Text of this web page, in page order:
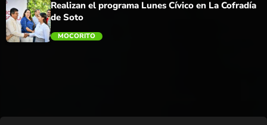
Realizan el programa Lunes Cívico en La Cofradía
de Soto
MOCORITO